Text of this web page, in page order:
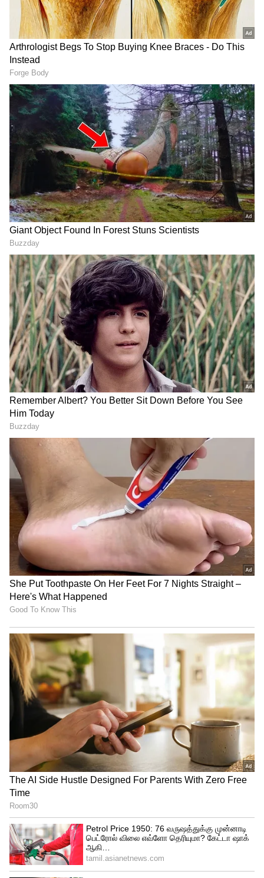
LATEST VIDEOS
விவசாயிகளுக்கு அரசு வழங்கும்
சிறப்பு மானியம்! | அண்ணல்
அம்பேத்கர் வேளாண் உதவித்
திட்டம் 2026
TNPL 2026: அதிஷ் - ரிதிக்
அதிரடியில் நெல்லை ராயல்
கிங்ஸ் வெற்றி...